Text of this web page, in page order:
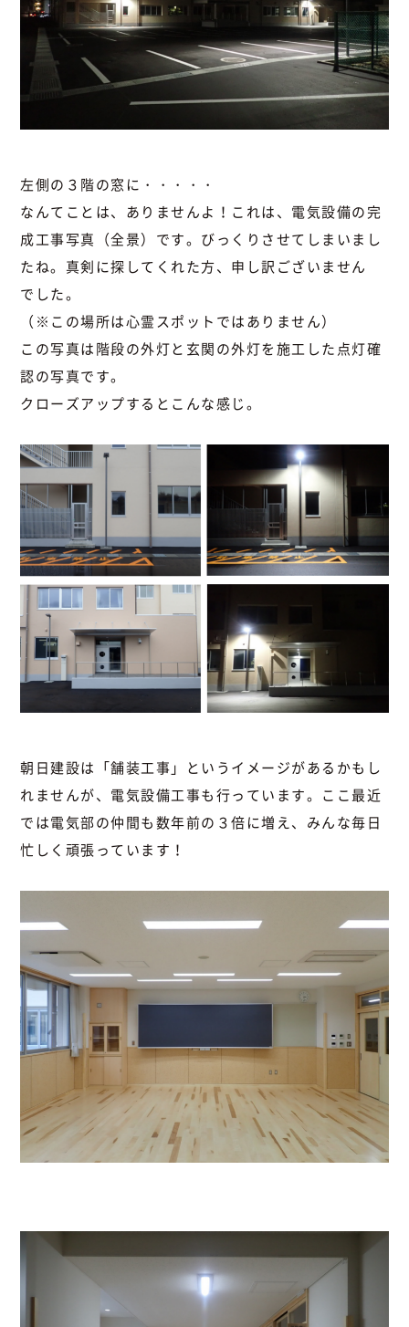
左側の３階の窓に・・・・・
なんてことは、ありませんよ！これは、電気設備の完
成工事写真（全景）です。びっくりさせてしまいまし
たね。真剣に探してくれた方、申し訳ございません
でした。
（※この場所は心霊スポットではありません）
この写真は階段の外灯と玄関の外灯を施工した点灯確
認の写真です。
クローズアップするとこんな感じ。
朝日建設は「舗装工事」というイメージがあるかもし
れませんが、電気設備工事も行っています。ここ最近
では電気部の仲間も数年前の３倍に増え、みんな毎日
忙しく頑張っています！